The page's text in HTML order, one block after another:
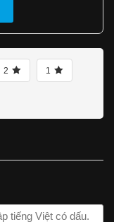
2 1